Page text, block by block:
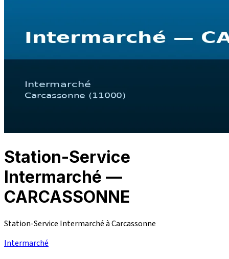
Station-Service
Intermarché —
CARCASSONNE
Station-Service Intermarché à Carcassonne
Intermarché